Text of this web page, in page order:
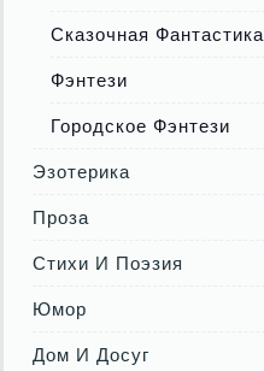
Сказочная Фантастика
Фэнтези
Городское Фэнтези
Эзотерика
Проза
Стихи И Поэзия
Юмор
Дом И Досуг